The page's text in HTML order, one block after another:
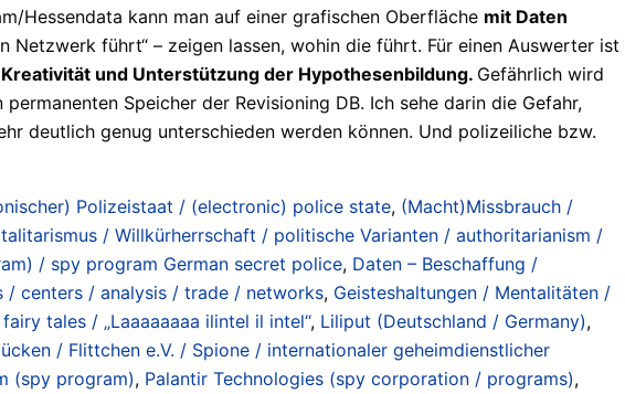
Hessendata kann man auf einer grafischen Oberfläche mit Daten
Netzwerk führt“ – zeigen lassen, wohin die führt. Für einen Auswerter ist
und Unterstützung der Hypothesenbildung. Gefährlich wird
Speicher der Revisioning DB. Ich sehe darin die Gefahr,
deutlich genug unterschieden werden können. Und polizeiliche bzw.
Polizeistaat / (electronic) police state, (Macht)Missbrauch /
/ Willkürherrschaft / politische Varianten / authoritarianism /
/ spy program German secret police, Daten – Beschaffung /
/ centers / analysis / trade / networks, Geisteshaltungen / Mentalitäten /
tales / „Laaaaaaaa ilintel il intel“, Liliput (Deutschland / Germany),
/ Flittchen e.V. / Spione / internationaler geheimdienstlicher
(spy program), Palantir Technologies (spy corporation / programs),